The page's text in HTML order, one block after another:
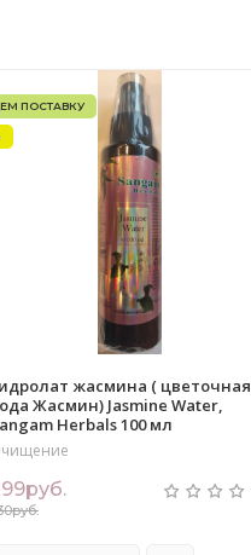
ПОСТАВКУ
жасмина ( цветочная
Жасмин) Jasmine Water,
Herbals 100 мл